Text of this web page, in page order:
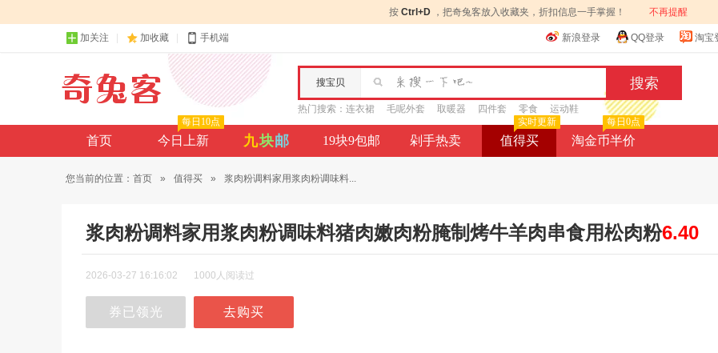
按 Ctrl+D ，把奇兔客放入收藏夹，折扣信息一手掌握！ 不再提醒
加关注 加收藏 手机端 新浪登录 QQ登录 淘宝
搜宝贝
热门搜索： 连衣裙 毛呢外套 取暖器 四件套 零食 运动鞋
首页 今日上新
每日10点
九块邮 19块9包邮 剁手热卖 值得买
实时更新
淘金币半价
每日0点
您当前的位置： 首页 » 值得买 » 浆肉粉调料家用浆肉粉调味料...
浆肉粉调料家用浆肉粉调味料猪肉嫩肉粉腌制烤牛羊肉串食用松肉粉6.40
2026-03-27 16:16:02 1000人阅读过
券已领光 去购买